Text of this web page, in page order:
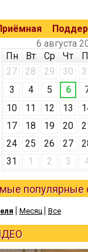
6 августа
Пн
Вт Ср Чт
27
28 29 30
3
4 5 6
10
11 12 13
17
18 19 20
24
25 26 27
31
1 2 3
Месяц Все